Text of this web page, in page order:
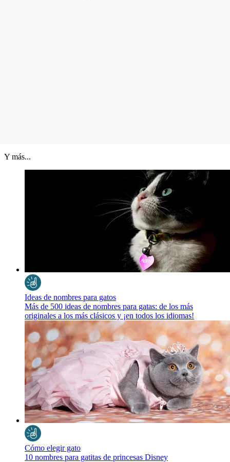
Y más...
Ideas de nombres para gatos
Más de 500 ideas de nombres para gatas: de los más
originales a los más clásicos y ¡en todos los idiomas!
Cómo elegir gato
10 nombres para gatitas de princesas Disney